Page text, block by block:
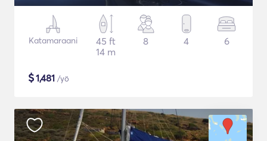
Katamaraani
45 ft
14 m
8 4 6
$1,481 /yö